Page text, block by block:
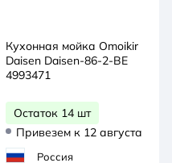
Кухонная мойка Omoikir
Daisen Daisen-86-2-BE
4993471
Остаток 14 шт
Привезем к 12 августа
Россия